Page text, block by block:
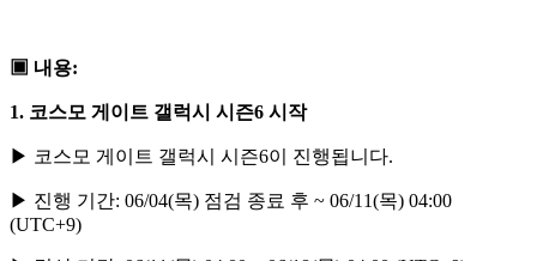
▣ 내용:
1. 코스모 게이트 갤럭시 시즌6 시작
▶ 코스모 게이트 갤럭시 시즌6이 진행됩니다.
▶ 진행 기간: 06/04(목) 점검 종료 후 ~ 06/11(목) 04:00
(UTC+9)